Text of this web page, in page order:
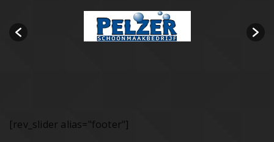
[rev_slider alias="footer"]